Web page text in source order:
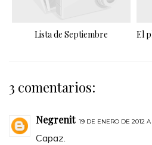
Lista de Septiembre El
3 comentarios:
Negrenit 19 DE ENERO DE 2012 A
Capaz.